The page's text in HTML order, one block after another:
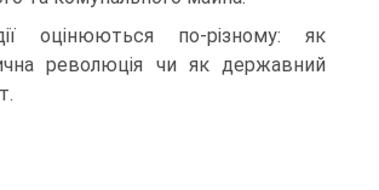
оцінюються по-різному: як
революція чи як державний